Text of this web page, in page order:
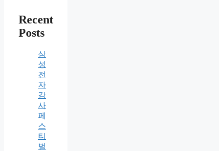
Recent
Posts
삼
성
전
자
감
사
페
스
티
벌